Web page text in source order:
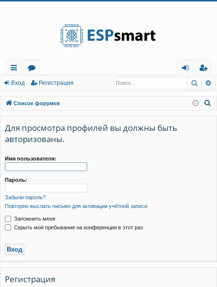
с
ы
лк
и
о
ру
м
ы
д
г
ис
тр
Вход Регистрация
Список форумов
Для просмотра профилей вы должны быть
авторизованы.
Имя пользователя:
Пароль:
Забыли пароль?
Повторно выслать письмо для активации учётной записи
Запомнить меня
Скрыть моё пребывание на конференции в этот раз
Регистрация